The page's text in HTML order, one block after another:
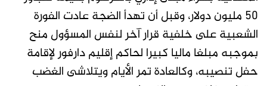
50 مليون دولار، وقبل أن تهدأ الضجة عادت الفورة
الشعبية على خلفية قرار آخر لنفس المسؤول منح
بموجبه مبلغا ماليا كبيرا لحاكم إقليم دارفور لإقامة
حفل تنصيبه، وكالعادة تمر الأيام ويتلاشى الغضب